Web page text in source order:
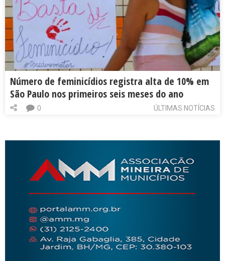
Número de feminicídios registra alta de 10% em
São Paulo nos primeiros seis meses do ano
ÚLTIMAS NOTÍCIAS
0